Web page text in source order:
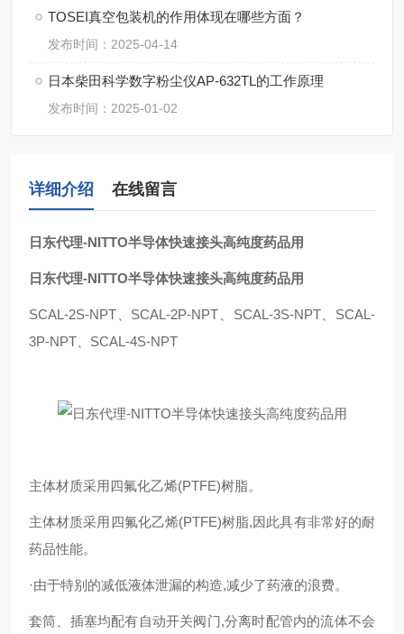
TOSEI真空包装机的作用体现在哪些方面？
发布时间：2025-04-14
日本柴田科学数字粉尘仪AP-632TL的工作原理
发布时间：2025-01-02
详细介绍 在线留言
日东代理-NITTO半导体快速接头高纯度药品用
日东代理-NITTO半导体快速接头高纯度药品用
SCAL-2S-NPT、SCAL-2P-NPT、SCAL-3S-NPT、SCAL-
3P-NPT、SCAL-4S-NPT
主体材质采用四氟化乙烯(PTFE)树脂。
主体材质采用四氟化乙烯(PTFE)树脂,因此具有非常好的耐
药品性能。
·由于特别的减低液体泄漏的构造,减少了药液的浪费。
套筒、插塞均配有自动开关阀门,分离时配管内的流体不会